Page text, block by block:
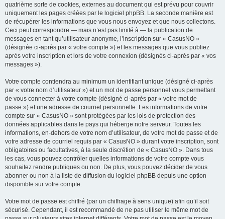
quatrième sorte de cookies, externes au document qui est prévu pour couvrir
uniquement les pages créées par le logiciel phpBB. La seconde manière est
de récupérer les informations que vous nous envoyez et que nous collectons.
Ceci peut correspondre — mais n’est pas limité à — la publication de
messages en tant qu’utilisateur anonyme, l’inscription sur « CasusNO »
(désignée ci-après par « votre compte ») et les messages que vous publiez
après votre inscription et lors de votre connexion (désignés ci-après par « vos
messages »).
Votre compte contiendra au minimum un identifiant unique (désigné ci-après
par « votre nom d’utilisateur ») et un mot de passe personnel vous permettant
de vous connecter à votre compte (désigné ci-après par « votre mot de
passe ») et une adresse de courriel personnelle. Les informations de votre
compte sur « CasusNO » sont protégées par les lois de protection des
données applicables dans le pays qui héberge notre serveur. Toutes les
informations, en-dehors de votre nom d’utilisateur, de votre mot de passe et de
votre adresse de courriel requis par « CasusNO » durant votre inscription, sont
obligatoires ou facultatives, à la seule discrétion de « CasusNO ». Dans tous
les cas, vous pouvez contrôler quelles informations de votre compte vous
souhaitez rendre publiques ou non. De plus, vous pouvez décider de vous
abonner ou non à la liste de diffusion du logiciel phpBB depuis une option
disponible sur votre compte.
Votre mot de passe est chiffré (par un chiffrage à sens unique) afin qu’il soit
sécurisé. Cependant, il est recommandé de ne pas utiliser le même mot de